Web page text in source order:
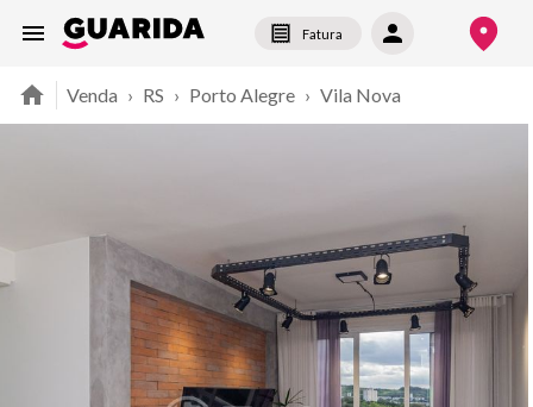
Fatura
Venda › RS › Porto Alegre › Vila Nova